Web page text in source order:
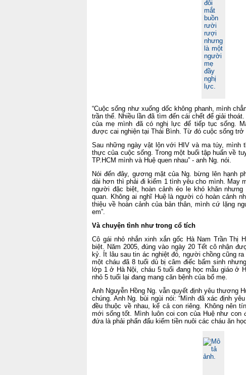
đôi
mắt
buồn
rười
rượi
nhưng
là một
người
mẹ
đầy
nghị
lực.
“Cuộc sống như xuống dốc không phanh, mình
trần thế. Nhiều lần đã tìm đến cái chết để giải
của mẹ mình đã có nghị lực để tiếp tục sống.
được cai nghiện tại Thái Bình. Từ đó cuộc sống trở
Sau những ngày vật lộn với HIV và ma túy,
thực của cuộc sống. Trong một buổi tập huấn về
TP.HCM mình và Huệ quen nhau” - anh Ng. nói.
Nói đến đây, gương mặt của Ng. bừng lên hạnh
dài hơn thì phải đi kiếm 1 tình yêu cho mình. May
người đặc biệt, hoàn cảnh éo le khó khăn
quan. Không ai nghĩ Huệ là người có hoàn cảnh
thiệu về hoàn cảnh của bản thân, mình cứ lặng
em”.
Và chuyện tình như trong cổ tích
Cô gái nhỏ nhắn xinh xắn gốc Hà Nam Trần Thị
biệt. Năm 2005, đúng vào ngày 20 Tết cô nhận
kỷ. Ít lâu sau tin ác nghiệt đó, người chồng cũng
một cháu đã 8 tuổi dù bị câm điếc bẩm sinh
lớp 1 ở Hà Nội, cháu 5 tuổi đang học mẫu giáo ở
nhỏ 5 tuổi lại đang mang căn bệnh của bố mẹ.
Anh Nguyễn Hồng Ng. vẫn quyết định yêu thương
chúng. Anh Ng. bùi ngùi nói: “Mình đã xác định
đều thuộc về nhau, kể cả con riêng. Không nên
mới sống tốt. Mình luôn coi con của Huệ như con
đứa là phải phấn đấu kiếm tiền nuôi các cháu ăn